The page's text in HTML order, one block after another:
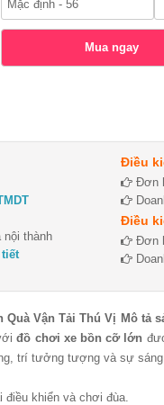
nội thành
Điều
Đơn
Điều
Đơn
Quà Vận Tải Thú Vị Mô tả
đồ chơi xe bồn cỡ lớn
trí tưởng tượng và sự
khiển và chơi đùa.